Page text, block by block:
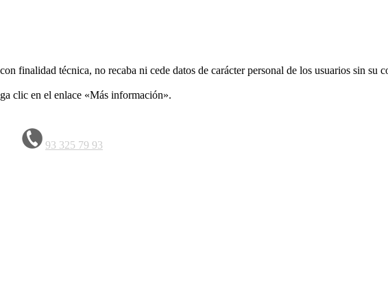
finalidad técnica, no recaba ni cede datos de carácter personal de los usuarios sin su
clic en el enlace «Más información».
93 325 79 93